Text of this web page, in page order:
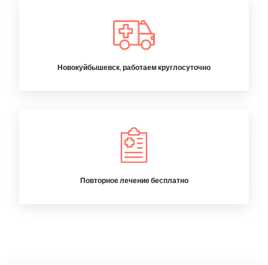
Новокуйбышевск, работаем круглосуточно
Повторное лечение бесплатно